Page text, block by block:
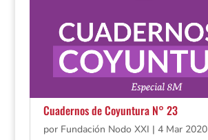
Cuadernos de Coyuntura N° 23
por Fundación Nodo XXI | 4 Mar 2020